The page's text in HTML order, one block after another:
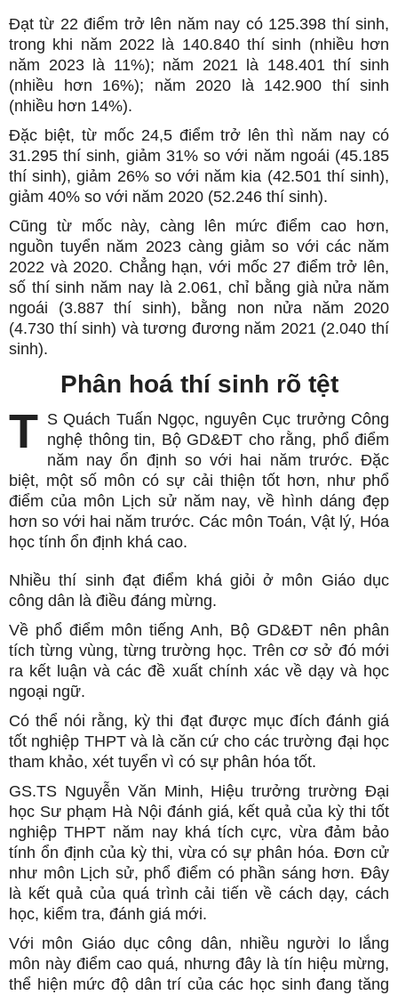
Đạt từ 22 điểm trở lên năm nay có 125.398 thí sinh,
trong khi năm 2022 là 140.840 thí sinh (nhiều hơn
năm 2023 là 11%); năm 2021 là 148.401 thí sinh
(nhiều hơn 16%); năm 2020 là 142.900 thí sinh
(nhiều hơn 14%).
Đặc biệt, từ mốc 24,5 điểm trở lên thì năm nay có
31.295 thí sinh, giảm 31% so với năm ngoái (45.185
thí sinh), giảm 26% so với năm kia (42.501 thí sinh),
giảm 40% so với năm 2020 (52.246 thí sinh).
Cũng từ mốc này, càng lên mức điểm cao hơn,
nguồn tuyển năm 2023 càng giảm so với các năm
2022 và 2020. Chẳng hạn, với mốc 27 điểm trở lên,
số thí sinh năm nay là 2.061, chỉ bằng già nửa năm
ngoái (3.887 thí sinh), bằng non nửa năm 2020
(4.730 thí sinh) và tương đương năm 2021 (2.040 thí
sinh).
Phân hoá thí sinh rõ tệt
T S Quách Tuấn Ngọc, nguyên Cục trưởng Công
nghệ thông tin, Bộ GD&ĐT cho rằng, phổ điểm
năm nay ổn định so với hai năm trước. Đặc
biệt, một số môn có sự cải thiện tốt hơn, như phổ
điểm của môn Lịch sử năm nay, về hình dáng đẹp
hơn so với hai năm trước. Các môn Toán, Vật lý, Hóa
học tính ổn định khá cao.
Nhiều thí sinh đạt điểm khá giỏi ở môn Giáo dục
công dân là điều đáng mừng.
Về phổ điểm môn tiếng Anh, Bộ GD&ĐT nên phân
tích từng vùng, từng trường học. Trên cơ sở đó mới
ra kết luận và các đề xuất chính xác về dạy và học
ngoại ngữ.
Có thể nói rằng, kỳ thi đạt được mục đích đánh giá
tốt nghiệp THPT và là căn cứ cho các trường đại học
tham khảo, xét tuyển vì có sự phân hóa tốt.
GS.TS Nguyễn Văn Minh, Hiệu trưởng trường Đại
học Sư phạm Hà Nội đánh giá, kết quả của kỳ thi tốt
nghiệp THPT năm nay khá tích cực, vừa đảm bảo
tính ổn định của kỳ thi, vừa có sự phân hóa. Đơn cử
như môn Lịch sử, phổ điểm có phần sáng hơn. Đây
là kết quả của quá trình cải tiến về cách dạy, cách
học, kiểm tra, đánh giá mới.
Với môn Giáo dục công dân, nhiều người lo lắng
môn này điểm cao quá, nhưng đây là tín hiệu mừng,
thể hiện mức độ dân trí của các học sinh đang tăng